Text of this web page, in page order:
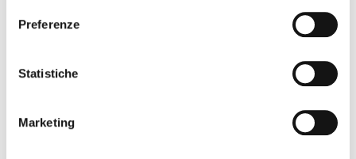
raccogliere informazioni sulla tua posizione
geografica, con un'approssimazione di qualche
Identificare il tuo dispositivo, scansionandolo
Preferenze
Statistiche
Marketing
carrello